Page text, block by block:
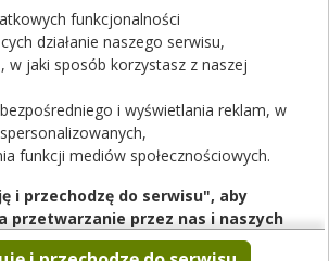
0,8 mg
diety
Dodaj do koszyka
0,8 mg
diety
funkcjonalności
działanie naszego serwisu,
w jaki sposób korzystasz z naszej
i wyświetlania reklam, w
funkcji mediów społecznościowych.
i przechodzę do serwisu", aby
przetwarzanie przez nas i naszych
danych w powyższych celach.